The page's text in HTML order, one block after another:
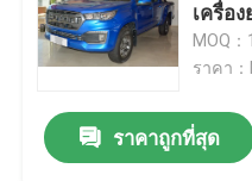
เครื่อ
MOQ：1
ราคา
ราคาถูกที่สุด